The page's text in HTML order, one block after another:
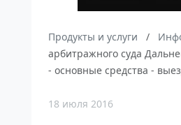
Продукты и услуги
арбитражного суда
- основные средства -
18 июля 2016